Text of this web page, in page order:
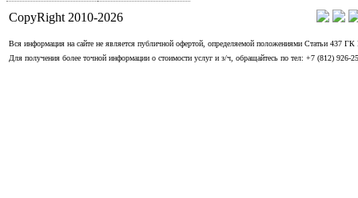
CopyRight 2010-2026
Вся информация на сайте не является публичной офертой, определяемой положениями Статьи 437
Для получения более точной информации о стоимости услуг и з/ч, обращайтесь по тел: +7 (812)